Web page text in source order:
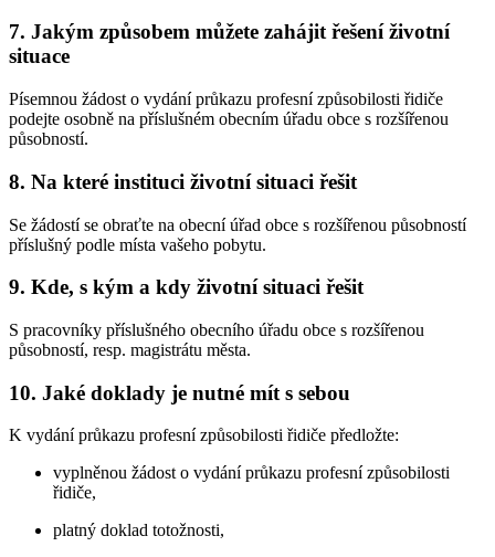
7. Jakým způsobem můžete zahájit řešení životní
situace
Písemnou žádost o vydání průkazu profesní způsobilosti řidiče
podejte osobně na příslušném obecním úřadu obce s rozšířenou
působností.
8. Na které instituci životní situaci řešit
Se žádostí se obraťte na obecní úřad obce s rozšířenou působností
příslušný podle místa vašeho pobytu.
9. Kde, s kým a kdy životní situaci řešit
S pracovníky příslušného obecního úřadu obce s rozšířenou
působností, resp. magistrátu města.
10. Jaké doklady je nutné mít s sebou
K vydání průkazu profesní způsobilosti řidiče předložte:
vyplněnou žádost o vydání průkazu profesní způsobilosti
řidiče,
platný doklad totožnosti,